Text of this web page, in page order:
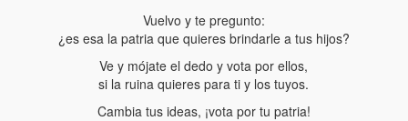
Vuelvo y te pregunto:
¿es esa la patria que quieres brindarle a tus hijos?
Ve y mójate el dedo y vota por ellos,
si la ruina quieres para ti y los tuyos.
Cambia tus ideas, ¡vota por tu patria!